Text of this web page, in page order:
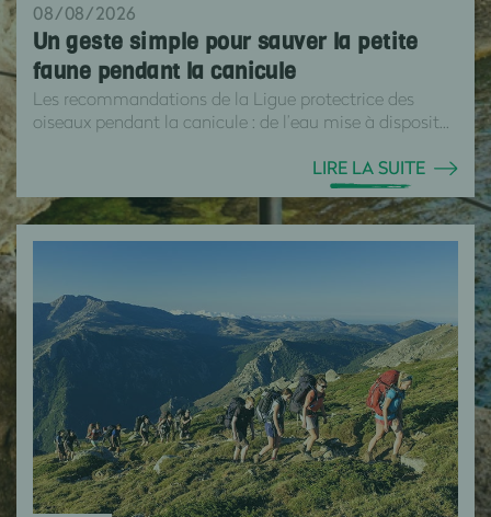
08/08/2026
Un geste simple pour sauver la petite
faune pendant la canicule
Les recommandations de la Ligue protectrice des
oiseaux pendant la canicule : de l’eau mise à disposit...
LIRE LA SUITE